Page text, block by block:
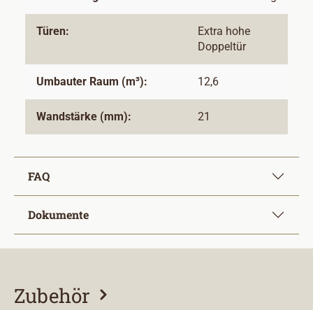
Türen:
Extra hohe
Doppeltür
Umbauter Raum (m³): 12,6
Wandstärke (mm): 21
FAQ
Dokumente
Zubehör